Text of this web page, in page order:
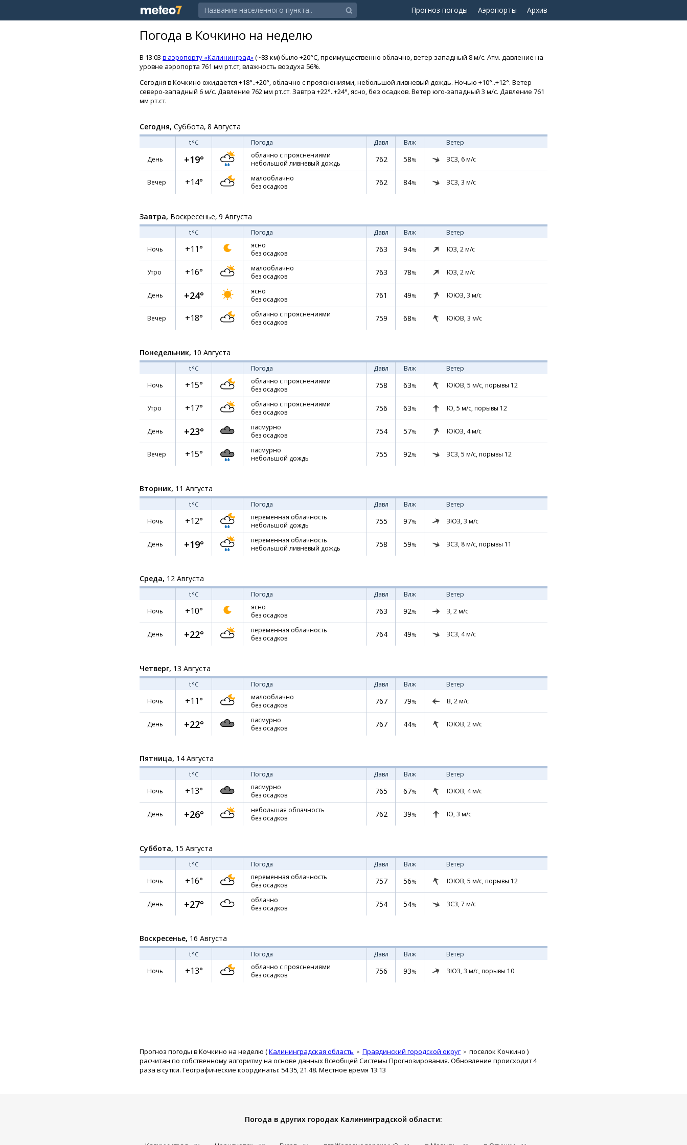
Прогноз погоды Аэропорты Архив
Погода в Кочкино на неделю
В 13:03 в аэропорту «Калининград»(~83 км) было +20°C, преимущественно облачно, ветер западный 8 м/с. Атм. давление на
уровне аэропорта 761 мм рт.ст, влажность воздуха 56%.
Сегодня в Кочкино ожидается +18°..+20°, облачно с прояснениями, небольшой ливневый дождь. Ночью +10°..+12°. Ветер
северо-западный 6 м/с. Давление 762 мм рт.ст. Завтра +22°..+24°, ясно, без осадков. Ветер юго-западный 3 м/с. Давление 761
мм рт.ст.
Сегодня, Суббота, 8 Августа
t°C Погода Давл Влж
Ветер
День
+19°
облачно с прояснениями
небольшой ливневый дождь
762 58% ЗСЗ, 6м/с
Вечер +14°
малооблачно
без осадков
762 84% ЗСЗ, 3 м/с
Завтра, Воскресенье, 9 Августа
t°C Погода Давл Влж
Ветер
Ночь
+11°
ясно
без осадков
763 94% ЮЗ, 2м/с
Утро +16°
малооблачно
без осадков
763 78% ЮЗ, 2м/с
День +24°
ясно
без осадков
761 49% ЮЮЗ, 3 м/с
Вечер +18°
облачно с прояснениями
без осадков
759 68% ЮЮВ, 3 м/с
Понедельник, 10 Августа
t°C Погода Давл Влж
Ветер
Ночь
+15°
облачно с прояснениями
без осадков
758 63% ЮЮВ, 5 м/с, порывы 12
Утро +17°
облачно с прояснениями
без осадков
756 63% Ю, 5 м/с, порывы 12
День +23°
пасмурно
без осадков
754 57% ЮЮЗ, 4м/с
Вечер +15°
пасмурно
небольшой дождь
755 92% ЗСЗ, 5 м/с, порывы 12
Вторник, 11 Августа
t°C Погода Давл Влж
Ветер
Ночь
+12°
переменная облачность
небольшой дождь
755 97% ЗЮЗ, 3 м/с
День +19°
переменная облачность
небольшой ливневый дождь
758 59% ЗСЗ, 8м/с, порывы 11
Среда, 12 Августа
t°C Погода Давл Влж
Ветер
Ночь
+10°
ясно
без осадков
763 92% З, 2м/с
День +22°
переменная облачность
без осадков
764 49% ЗСЗ, 4м/с
Четверг, 13 Августа
t°C Погода Давл Влж
Ветер
Ночь
+11°
малооблачно
без осадков
767 79% В, 2м/с
День +22°
пасмурно
без осадков
767 44% ЮЮВ, 2м/с
Пятница, 14 Августа
t°C Погода Давл Влж
Ветер
Ночь
+13°
пасмурно
без осадков
765 67% ЮЮВ, 4м/с
День +26°
небольшая облачность
без осадков
762 39% Ю, 3 м/с
Суббота, 15 Августа
t°C Погода Давл Влж
Ветер
Ночь
+16°
переменная облачность
без осадков
757 56% ЮЮВ, 5 м/с, порывы 12
День +27°
облачно
без осадков
754 54% ЗСЗ, 7 м/с
Воскресенье, 16 Августа
t°C Погода Давл Влж
Ветер
Ночь
+13°
облачно с прояснениями
без осадков
756 93% ЗЮЗ, 3 м/с, порывы 10
Прогноз погоды в Кочкино на неделю (Калининградская область Правдинский городской округ поселок Кочкино )
расчитан по собственному алгоритму на основе данных Всеобщей Системы Прогнозирования. Обновление происходит 4
раза в сутки. Географические координаты: 54.35, 21.48. Местное время 13:13
Погода в других городах Калининградской области: